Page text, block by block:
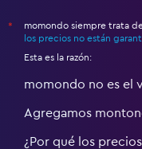
*
momondo siempre trata
los precios no están
Esta es la razón:
momondo no es el
Agregamos
¿Por qué los